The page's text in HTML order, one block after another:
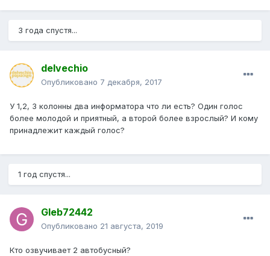
3 года спустя...
delvechio
Опубликовано 7 декабря, 2017
У 1,2, 3 колонны два информатора что ли есть? Один голос
более молодой и приятный, а второй более взрослый? И кому
принадлежит каждый голос?
1 год спустя...
Gleb72442
Опубликовано 21 августа, 2019
Кто озвучивает 2 автобусный?